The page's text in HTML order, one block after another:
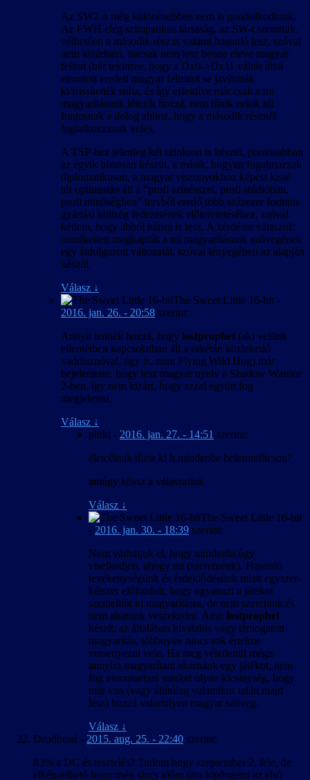
Az SW2-n még különösebben nem is gondolkodtunk.
Az FWH elég szimpatikus társaság, az SW-t szerettük,
vélhetően a második rész is valami hasonló lesz, szóval
nem kizárható, hacsak nem lesz benne eleve magyar
felirat (bár tekintve, hogy a Dx9->Dx11 váltás által
elrontott eredeti magyar feliratot se javították
ki/frissítették soha, és így effektíve már csak a mi
magyarításunk létezik hozzá, nem tűnik nekik túl
fontosnak a dolog ahhoz, hogy a második résznél
foglalkozzanak vele).
A TSP-hez jelenleg két szinkron is készül, pontosabban
az egyik biztosan készül, a másik, hogyan fogalmazzak
diplomatikusan, a magyar viszonyokhoz képest kissé
túl optimistán áll a “profi színésszel, profi stúdióban,
profi minőségben” tervből eredő több százezer forintos
gyártási költség fedezetének előteremtéséhez, szóval
kétlem, hogy abból bármi is lesz. A kérdésre válaszul:
mindketten megkapták a mi magyarításunk szövegének
egy átdolgozott változatát, szóval lényegében az alapján
készül.
Válasz ↓
The Sweet Little 16-bit -
2016. jan. 26. - 20:58 szerint:
Annyit tennék hozzá, hogy lostprophet (aki velünk
ellentétben kapcsolatban áll a rakétán közlekedő
vaddisznóval, úgy is, mint Flying Wild Hog) már
bejelentette, hogy lesz magyar nyelv a Shadow Warrior
2-ben, így nem kizárt, hogy azzal együtt fog
megjelenni.
Válasz ↓
pinki - 2016. jan. 27. - 14:51 szerint:
életcélnak tűzte ki h mindenbe belerondítcson?
amúgy kössz a válaszaitok
Válasz ↓
The Sweet Little 16-bit
- 2016. jan. 30. - 18:39 szerint:
Nem várhatjuk el, hogy mindenki úgy
viselkedjen, ahogy mi (szeretnénk). Hasonló
tevékenységünk és érdeklődésünk miatt egyszer-
kétszer előfordult, hogy ugyanazt a játékot
szemeltük ki magyarításra, de nem szeretünk és
nem akarunk veszekedni. Amit lostprophet
készít, az általában hivatalos vagy támogatott
magyarítás, többnyire nincs sok értelme
versenyezni vele. Ha meg véletlenül mégis
annyira magyarítani akarnánk egy játékot, nem
fog visszatartani minket olyan kicsinység, hogy
már van (vagy állítólag valamikor talán majd
lesz) hozzá valamilyen magyar szöveg.
Válasz ↓
Deadhead - 2015. aug. 25. - 22:40 szerint:
83% a DC és tesztelés? Tudom hogy szeptember 2. fele, de
elképzelhető hogy még sincs időm újra kipörgetni az első